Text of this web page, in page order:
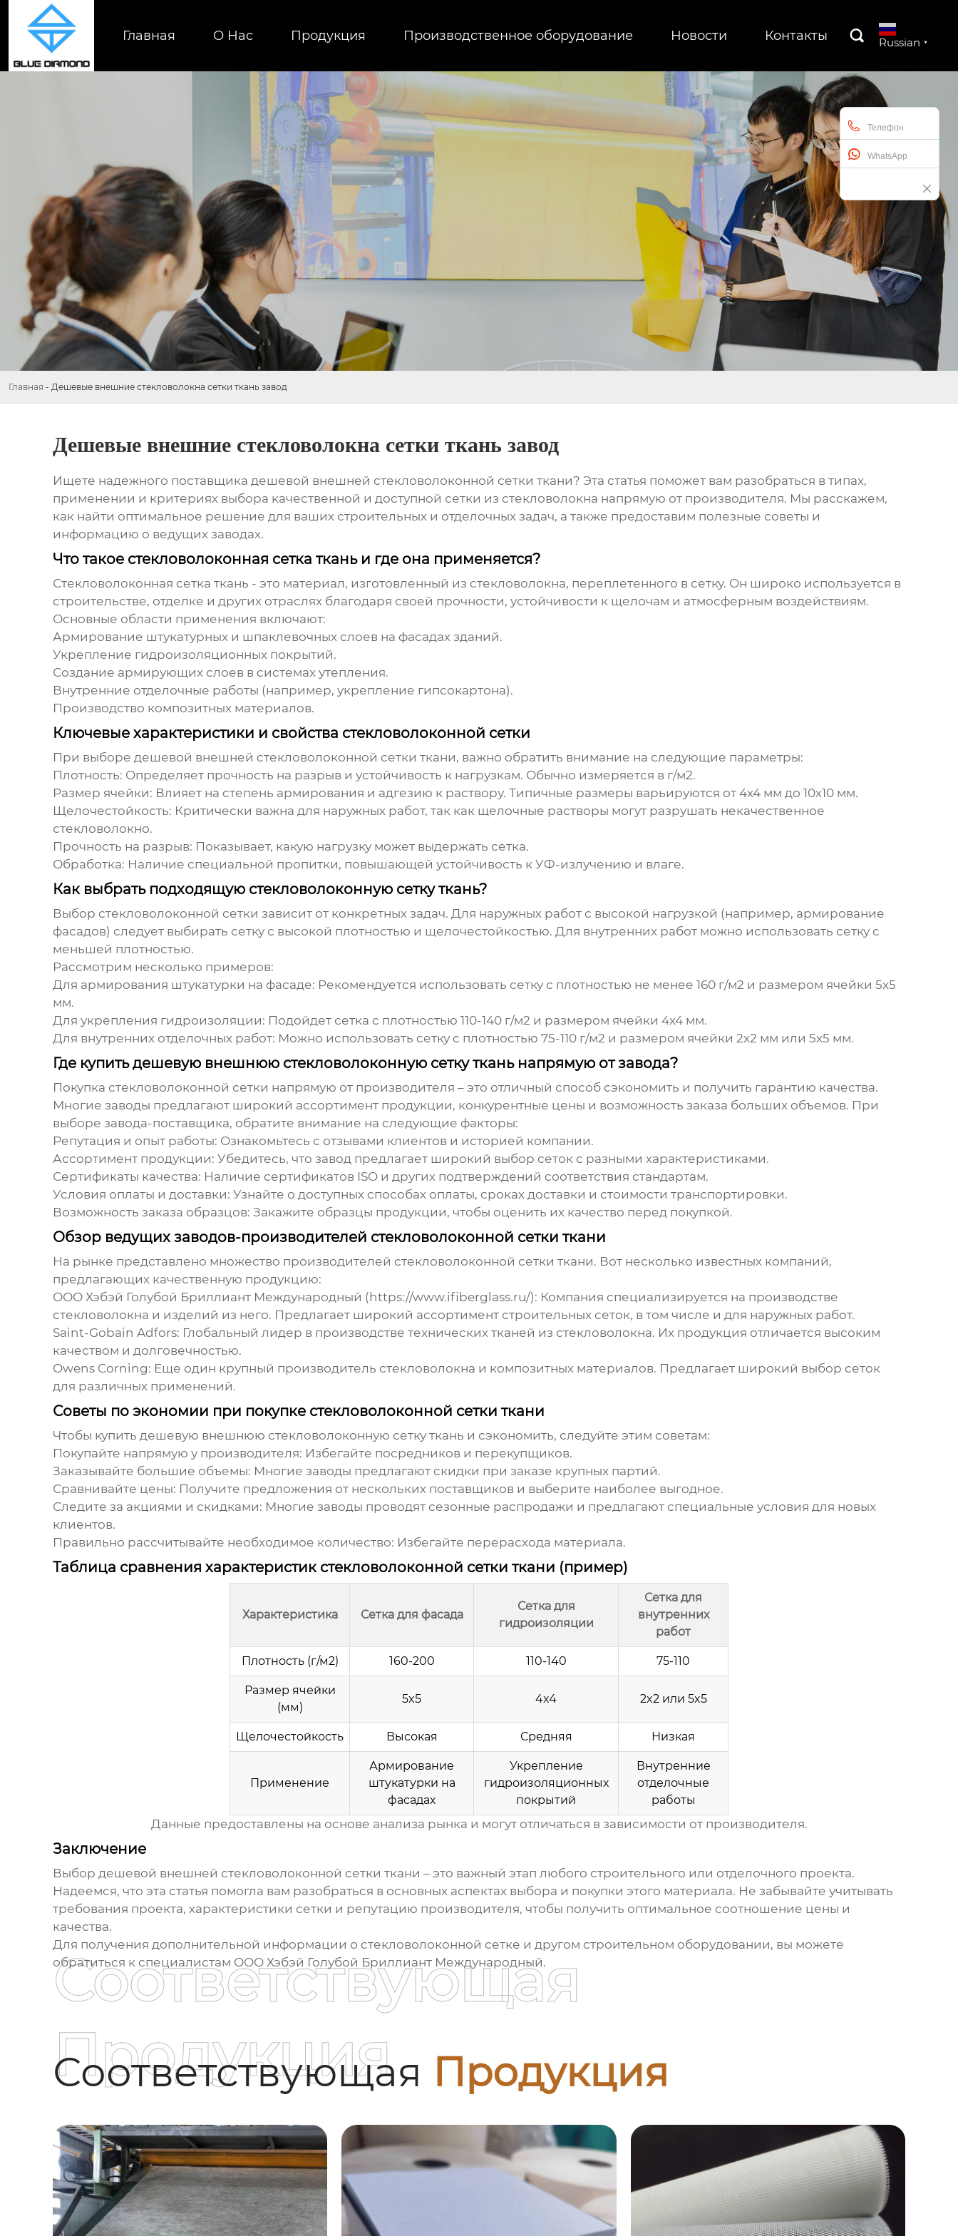
Главная О Нас Продукция Производственное оборудование Новости Контакты  Russian ▼
Телефон
WhatsApp
Главная - Дешевые внешние стекловолокна сетки ткань завод
Дешевые внешние стекловолокна сетки ткань завод
Ищете надежного поставщика дешевой внешней стекловолоконной сетки ткани? Эта статья поможет вам разобраться в типах,
применении и критериях выбора качественной и доступной сетки из стекловолокна напрямую от производителя. Мы расскажем,
как найти оптимальное решение для ваших строительных и отделочных задач, а также предоставим полезные советы и
информацию о ведущих заводах.
Что такое стекловолоконная сетка ткань и где она применяется?
Стекловолоконная сетка ткань - это материал, изготовленный из стекловолокна, переплетенного в сетку. Он широко используется в
строительстве, отделке и других отраслях благодаря своей прочности, устойчивости к щелочам и атмосферным воздействиям.
Основные области применения включают:
Армирование штукатурных и шпаклевочных слоев на фасадах зданий.
Укрепление гидроизоляционных покрытий.
Создание армирующих слоев в системах утепления.
Внутренние отделочные работы (например, укрепление гипсокартона).
Производство композитных материалов.
Ключевые характеристики и свойства стекловолоконной сетки
При выборе дешевой внешней стекловолоконной сетки ткани, важно обратить внимание на следующие параметры:
Плотность: Определяет прочность на разрыв и устойчивость к нагрузкам. Обычно измеряется в г/м2.
Размер ячейки: Влияет на степень армирования и адгезию к раствору. Типичные размеры варьируются от 4x4 мм до 10x10 мм.
Щелочестойкость: Критически важна для наружных работ, так как щелочные растворы могут разрушать некачественное
стекловолокно.
Прочность на разрыв: Показывает, какую нагрузку может выдержать сетка.
Обработка: Наличие специальной пропитки, повышающей устойчивость к УФ-излучению и влаге.
Как выбрать подходящую стекловолоконную сетку ткань?
Выбор стекловолоконной сетки зависит от конкретных задач. Для наружных работ с высокой нагрузкой (например, армирование
фасадов) следует выбирать сетку с высокой плотностью и щелочестойкостью. Для внутренних работ можно использовать сетку с
меньшей плотностью.
Рассмотрим несколько примеров:
Для армирования штукатурки на фасаде: Рекомендуется использовать сетку с плотностью не менее 160 г/м2 и размером ячейки 5x5
мм.
Для укрепления гидроизоляции: Подойдет сетка с плотностью 110-140 г/м2 и размером ячейки 4x4 мм.
Для внутренних отделочных работ: Можно использовать сетку с плотностью 75-110 г/м2 и размером ячейки 2x2 мм или 5x5 мм.
Где купить дешевую внешнюю стекловолоконную сетку ткань напрямую от завода?
Покупка стекловолоконной сетки напрямую от производителя – это отличный способ сэкономить и получить гарантию качества.
Многие заводы предлагают широкий ассортимент продукции, конкурентные цены и возможность заказа больших объемов. При
выборе завода-поставщика, обратите внимание на следующие факторы:
Репутация и опыт работы: Ознакомьтесь с отзывами клиентов и историей компании.
Ассортимент продукции: Убедитесь, что завод предлагает широкий выбор сеток с разными характеристиками.
Сертификаты качества: Наличие сертификатов ISO и других подтверждений соответствия стандартам.
Условия оплаты и доставки: Узнайте о доступных способах оплаты, сроках доставки и стоимости транспортировки.
Возможность заказа образцов: Закажите образцы продукции, чтобы оценить их качество перед покупкой.
Обзор ведущих заводов-производителей стекловолоконной сетки ткани
На рынке представлено множество производителей стекловолоконной сетки ткани. Вот несколько известных компаний,
предлагающих качественную продукцию:
ООО Хэбэй Голубой Бриллиант Международный (https://www.ifiberglass.ru/): Компания специализируется на производстве
стекловолокна и изделий из него. Предлагает широкий ассортимент строительных сеток, в том числе и для наружных работ.
Saint-Gobain Adfors: Глобальный лидер в производстве технических тканей из стекловолокна. Их продукция отличается высоким
качеством и долговечностью.
Owens Corning: Еще один крупный производитель стекловолокна и композитных материалов. Предлагает широкий выбор сеток
для различных применений.
Советы по экономии при покупке стекловолоконной сетки ткани
Чтобы купить дешевую внешнюю стекловолоконную сетку ткань и сэкономить, следуйте этим советам:
Покупайте напрямую у производителя: Избегайте посредников и перекупщиков.
Заказывайте большие объемы: Многие заводы предлагают скидки при заказе крупных партий.
Сравнивайте цены: Получите предложения от нескольких поставщиков и выберите наиболее выгодное.
Следите за акциями и скидками: Многие заводы проводят сезонные распродажи и предлагают специальные условия для новых
клиентов.
Правильно рассчитывайте необходимое количество: Избегайте перерасхода материала.
Таблица сравнения характеристик стекловолоконной сетки ткани (пример)
Характеристика Сетка для фасада
Сетка для
гидроизоляции
Сетка для
внутренних
работ
Плотность (г/м2) 160-200 110-140 75-110
Размер ячейки
(мм)
5x5 4x4 2x2 или 5x5
Щелочестойкость Высокая Средняя Низкая
Применение
Армирование
штукатурки на
фасадах
Укрепление
гидроизоляционных
покрытий
Внутренние
отделочные
работы
Данные предоставлены на основе анализа рынка и могут отличаться в зависимости от производителя.
Заключение
Выбор дешевой внешней стекловолоконной сетки ткани – это важный этап любого строительного или отделочного проекта.
Надеемся, что эта статья помогла вам разобраться в основных аспектах выбора и покупки этого материала. Не забывайте учитывать
требования проекта, характеристики сетки и репутацию производителя, чтобы получить оптимальное соотношение цены и
качества.
Для получения дополнительной информации о стекловолоконной сетке и другом строительном оборудовании, вы можете
обратиться к специалистам ООО Хэбэй Голубой Бриллиант Международный.
Соответствующая Продукция
Соответствующая
Продукция